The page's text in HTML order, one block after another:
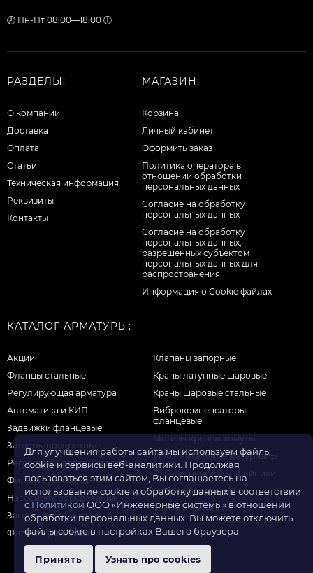
🕗 Пн-Пт 08:00—18:00 🕕
РАЗДЕЛЫ:
О компании
Доставка
Оплата
Статьи
Техническая информация
Реквизиты
Контакты
МАГАЗИН:
Корзина
Личный кабинет
Оформить заказ
Политика оператора в
отношении обработки
персональных данных
Согласие на обработку
персональных данных
Cогласие на обработку
персональных данных,
разрешенных субъектом
персональных данных для
распространения
Информация о Cookie файлах
КАТАЛОГ АРМАТУРЫ:
Акции
Фланцы стальные
Регулирующая арматура
Автоматика и КИП
Задвижки фланцевые
Затворы поворотные
Регуляторы давления воды
Фильтры для воды
Насосное оборудование
Заглушки фланцевые
Фитинги резьбовые
Клапаны запорные
Краны латунные шаровые
Краны шаровые стальные
Виброкомпенсаторы
фланцевые
Метизы крепеж хомуты
Уплотнительные материалы
Отводы переходы тройники
Прочая продукция
Трубы и фитинги
Для улучшения работы сайта мы используем файлы
cookie и сервисы веб-аналитики. Продолжая
пользоваться этим сайтом, Вы соглашаетесь на
использование cookie и обработку данных в соответствии
с Политикой ООО «Инженерные системы» в отношении
обработки персональных данных. Вы можете отключить
файлы cookie в настройках Вашего браузера.
Принять Узнать про cookies